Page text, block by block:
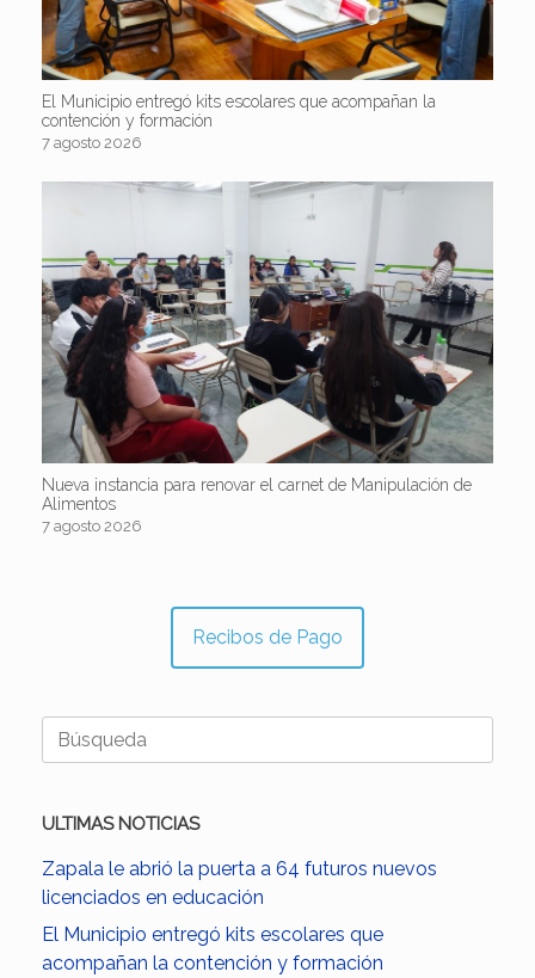
El Municipio entregó kits escolares que acompañan la
contención y formación
7 agosto 2026
Nueva instancia para renovar el carnet de Manipulación de
Alimentos
7 agosto 2026
Recibos de Pago
Buscar:
ULTIMAS NOTICIAS
Zapala le abrió la puerta a 64 futuros nuevos
licenciados en educación
El Municipio entregó kits escolares que
acompañan la contención y formación